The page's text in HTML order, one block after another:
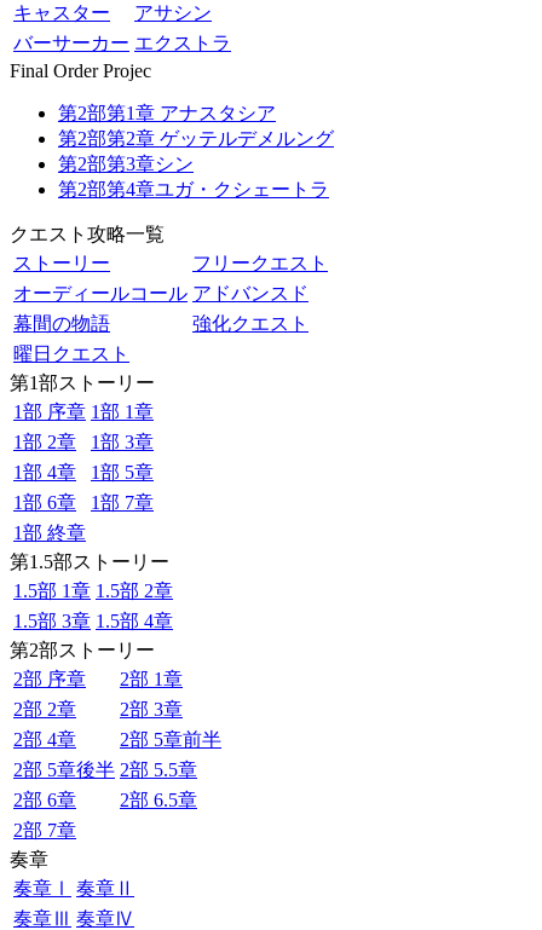
キャスター
アサシン
バーサーカー エクストラ
Final Order Projec
第2部第1章 アナスタシア
第2部第2章 ゲッテルデメルング
第2部第3章シン
第2部第4章ユガ・クシェートラ
クエスト攻略一覧
ストーリー
フリークエスト
オーディールコール アドバンスド
幕間の物語
強化クエスト
曜日クエスト
第1部ストーリー
1部 序章 1部 1章
1部 2章
1部 3章
1部 4章
1部 5章
1部 6章
1部 7章
1部 終章
第1.5部ストーリー
1.5部 1章 1.5部 2章
1.5部 3章 1.5部 4章
第2部ストーリー
2部 序章
2部 1章
2部 2章
2部 3章
2部 4章
2部 5章前半
2部 5章後半 2部 5.5章
2部 6章
2部 6.5章
2部 7章
奏章
奏章Ⅰ
奏章Ⅱ
奏章Ⅲ 奏章Ⅳ